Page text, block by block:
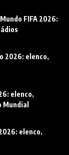
FIFA 2026:
2026: elenco,
elenco,
elenco,